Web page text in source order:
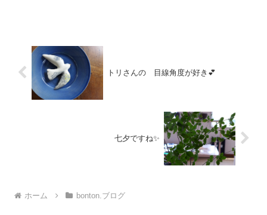
トリさんの 目線角度が好き💕
七夕ですね✨
ホーム bonton.ブログ